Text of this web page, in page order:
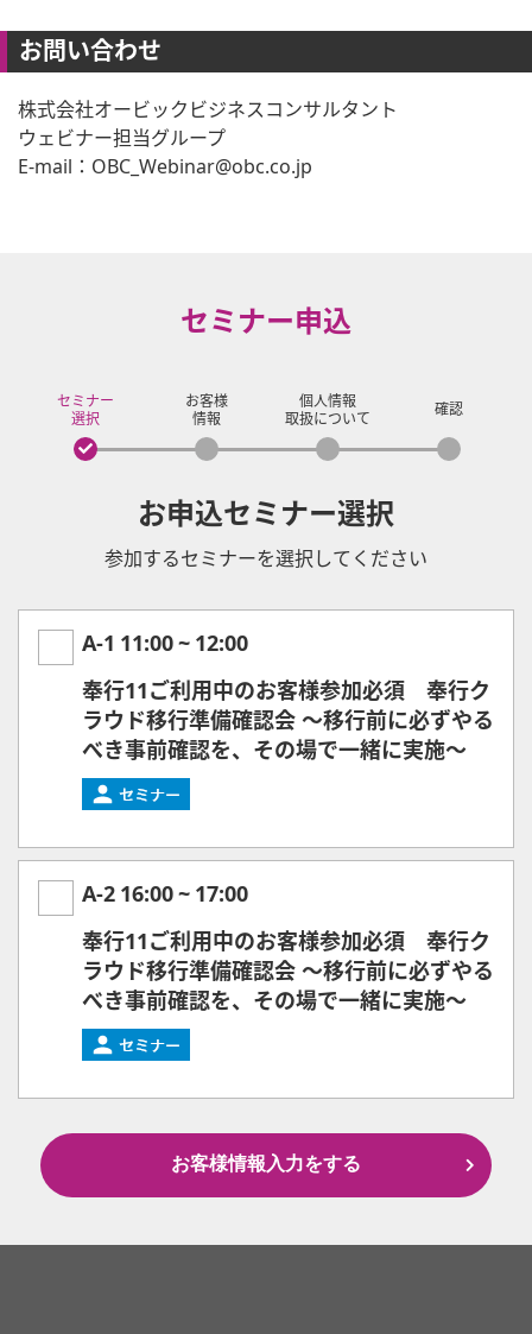
お問い合わせ
株式会社オービックビジネスコンサルタント
ウェビナー担当グループ
E-mail：OBC_Webinar@obc.co.jp
セミナー申込
セミナー
選択
お客様
情報
個人情報
取扱について
確認
お申込セミナー選択
参加するセミナーを選択してください
A-1 11:00 ~ 12:00
奉行11ご利用中のお客様参加必須 奉行ク
ラウド移行準備確認会 ～移行前に必ずやる
べき事前確認を、その場で一緒に実施～
A-2 16:00 ~ 17:00
奉行11ご利用中のお客様参加必須 奉行ク
ラウド移行準備確認会 ～移行前に必ずやる
べき事前確認を、その場で一緒に実施～
お客様情報入力をする